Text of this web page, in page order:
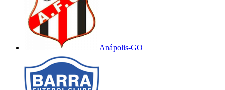
Anápolis-GO